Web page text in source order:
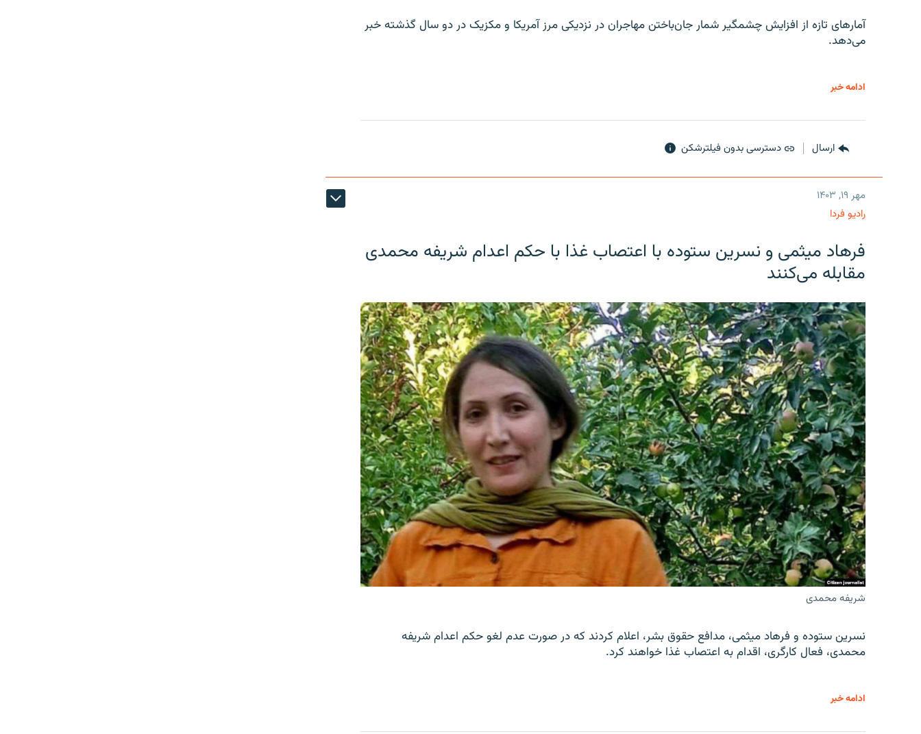
آمارهای تازه از افزایش چشمگیر شمار جان‌باختن مهاجران در نزدیکی مرز آمریکا و مکزیک در دو سال گذشته خبر
می‌دهد.
ادامه خبر
ارسال دسترسی بدون فیلترشکن
مهر ۱۹, ۱۴۰۳
رادیو فردا
فرهاد میثمی و نسرین ستوده با اعتصاب غذا با حکم اعدام شریفه محمدی
مقابله می‌کنند
شریفه محمدی
نسرین ستوده و فرهاد میثمی، مدافع حقوق بشر، اعلام کردند که در صورت عدم لغو حکم اعدام شریفه
محمدی، فعال کارگری، اقدام به اعتصاب غذا خواهند کرد.
ادامه خبر